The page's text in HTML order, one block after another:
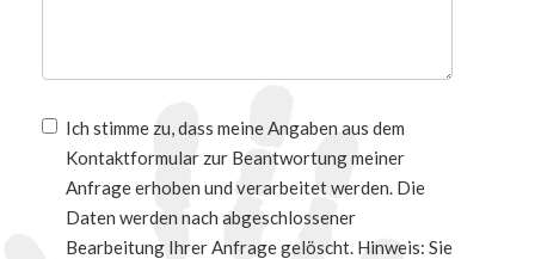
Ich stimme zu, dass meine Angaben aus dem
Kontaktformular zur Beantwortung meiner
Anfrage erhoben und verarbeitet werden. Die
Daten werden nach abgeschlossener
Bearbeitung Ihrer Anfrage gelöscht. Hinweis: Sie